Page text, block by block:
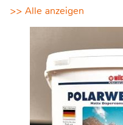
>> Alle anzeigen